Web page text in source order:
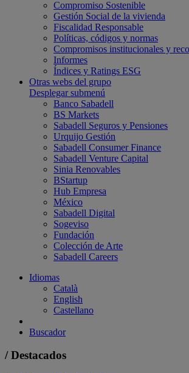
Compromiso Sostenible
Gestión Social de la vivienda
Fiscalidad Responsable
Políticas, códigos y normas
Compromisos institucionales y
Informes
Índices y Ratings ESG
Otras webs del grupo
Desplegar submenú
Banco Sabadell
BS Markets
Sabadell Seguros y Pensiones
Urquijo Gestión
Sabadell Consumer Finance
Sabadell Venture Capital
Sinia Renovables
BStartup
Hub Empresa
México
Sabadell Digital
Sogeviso
Fundación
Colección de Arte
Sabadell Careers
Idiomas
Català
English
Castellano
Buscador
/ Destacados